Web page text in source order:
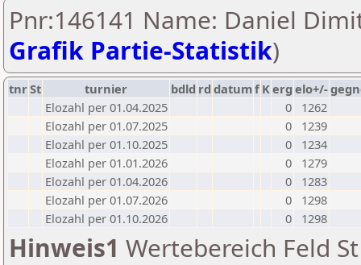
Pnr:146141 Name: Daniel
Grafik Partie-Statistik)
tnrSt turnier bdld rd datumf Kerg elo+/-
Elozahl per 01.04.2025
0
1262
Elozahl per 01.07.2025
0
1239
Elozahl per 01.10.2025
0
1234
Elozahl per 01.01.2026
0
1279
Elozahl per 01.04.2026
0
1283
Elozahl per 01.07.2026
0
1298
Elozahl per 01.10.2026
0 1298
Hinweis1 Wertebereich Feld